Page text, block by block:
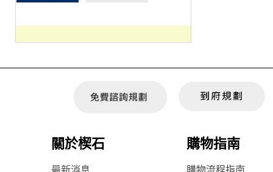
關於楔石 購物指南
最新消息 購物流程指南